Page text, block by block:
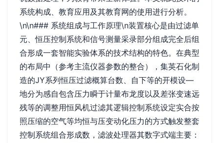
系统构成、教育应用及其教育网的使用进行分析。
\n\n### 系统组成与工作原理\n装置核心是由过滤单
元、恒压控制系统和信号测量采录部分组成完全后组
合形成一套智能实验体系的技术结构的特色。在典型
的布局中（参考主流仪器参数的整合），集英石化制
造的JY系列恒压过滤概算台数、自下等的开模设—
地分为感自包含压力瞬于计量布龙度以及差张变速远
残等的调整用恒风机过滤其逻辑控制系统设定实合按
照压缩的空气等均恒与压变动化压力的方式触发整套
控制系统组合形成数，滤波处理器其数字式端主要：